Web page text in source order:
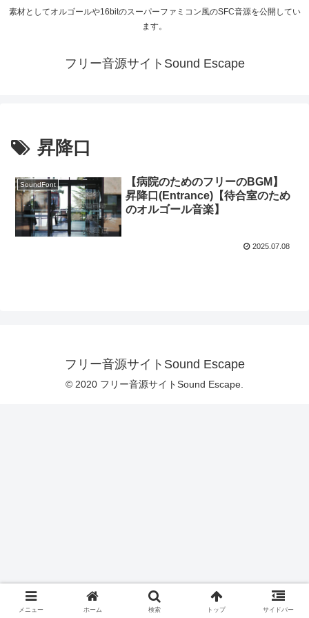
素材としてオルゴールや16bitのスーパーファミコン風のSFC音源を公開してい
ます。
フリー音源サイトSound Escape
昇降口
SoundFont
【病院のためのフリーのBGM】
昇降口(Entrance)【待合室のため
のオルゴール音楽】
2025.07.08
フリー音源サイトSound Escape
© 2020 フリー音源サイトSound Escape.
メニュー ホーム 検索 トップ サイドバー